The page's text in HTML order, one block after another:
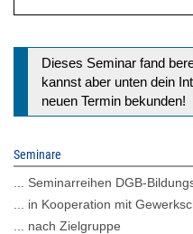
Statusmeldung
Dieses Seminar fand
kannst aber unten dein
neuen Termin bekunden!
Seminare
... Seminarreihen DGB-
... in Kooperation mit
... nach Zielgruppe